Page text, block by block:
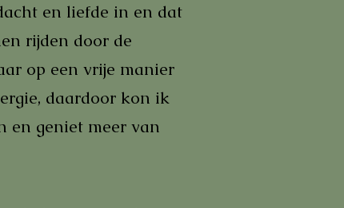
en liefde in en dat
rijden door de
op een vrije manier
daardoor kon ik
en geniet meer van